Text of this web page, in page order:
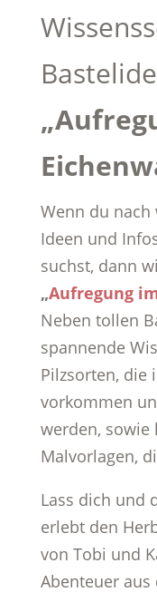
Wenn du
Ideen und
suchst, dann
„Aufregung
Neben tollen
spannende
Pilzsorten, die
vorkommen
werden, sowie
Malvorlagen,
Lass dich und
erlebt den
von Tobi und
Abenteuer